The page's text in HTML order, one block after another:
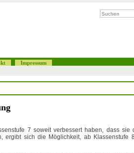
Impressum
7 soweit verbessert haben, dass sie
ergibt sich die Möglichkeit, ab Klassenstufe